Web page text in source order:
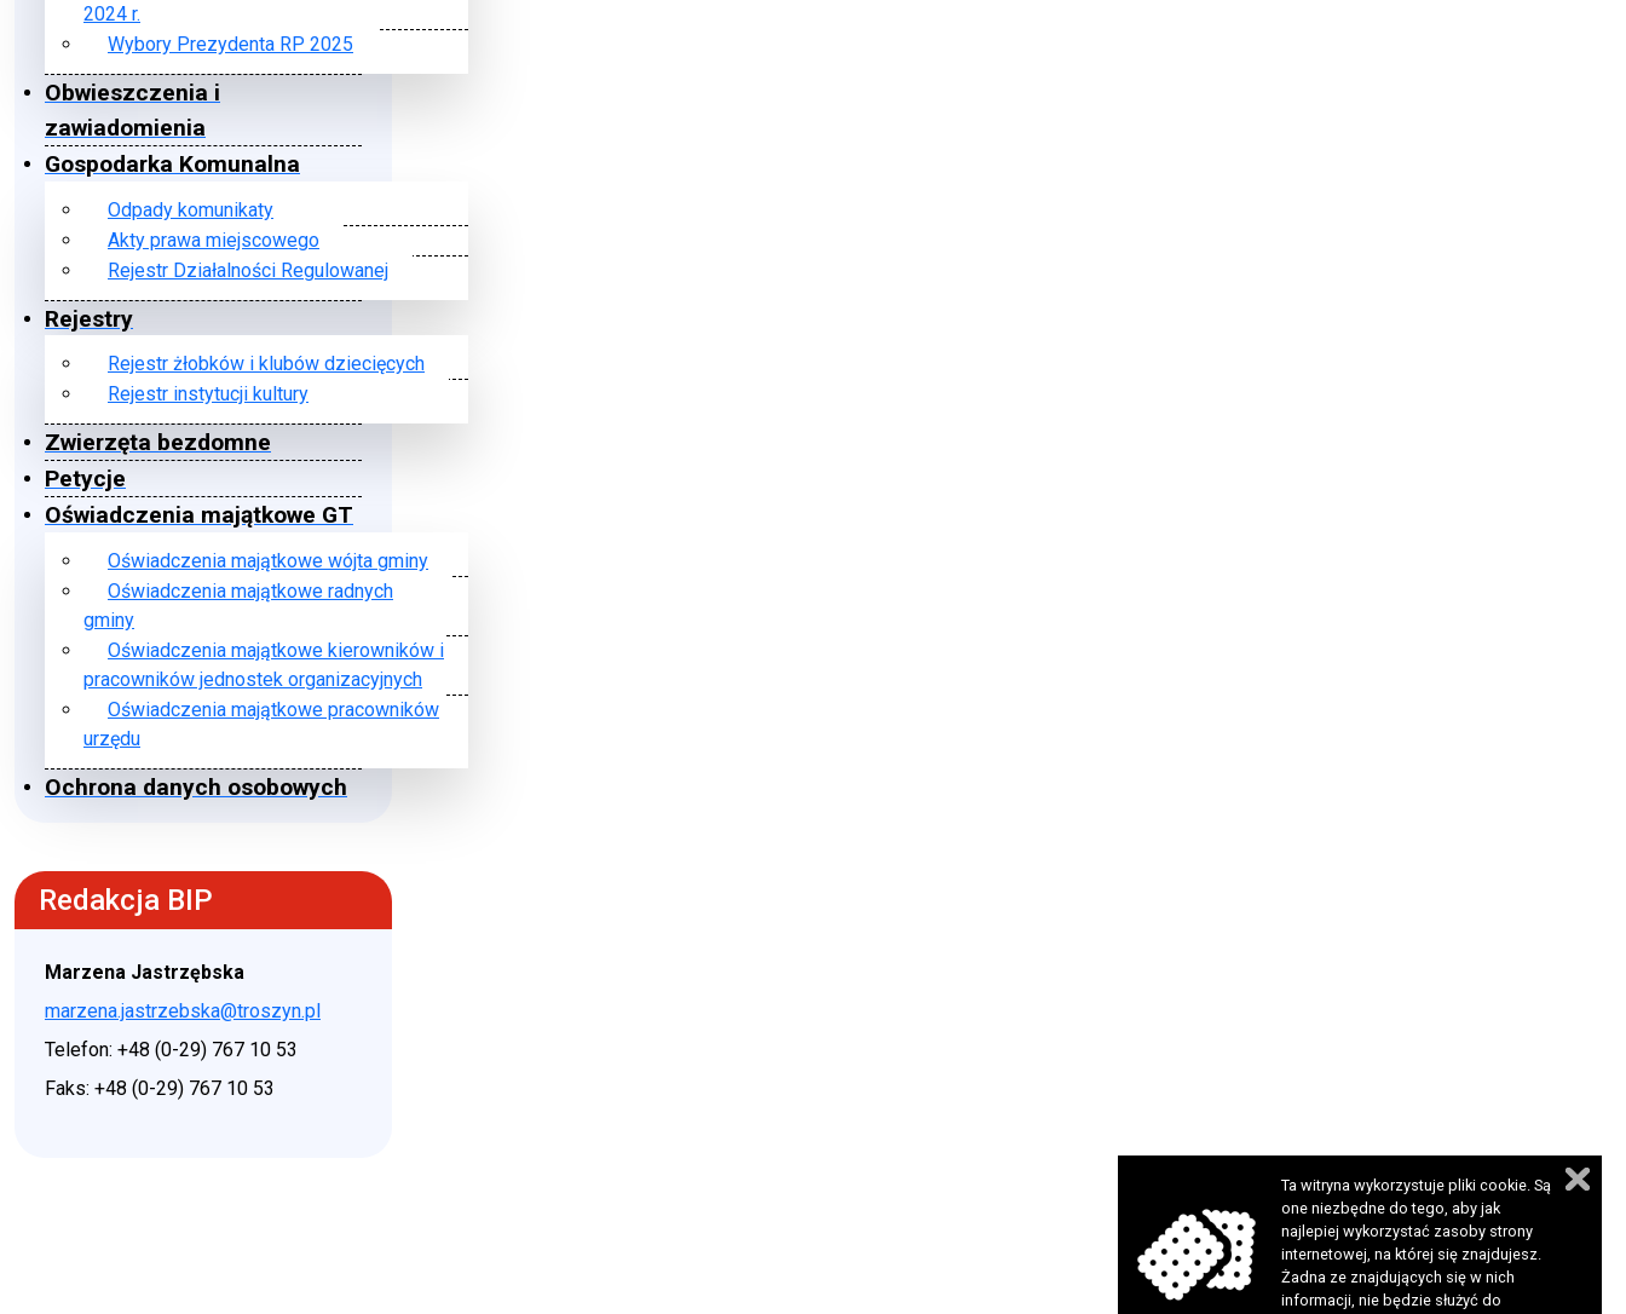
2024 r.
Wybory Prezydenta RP 2025
Obwieszczenia i
zawiadomienia
Gospodarka Komunalna
Odpady komunikaty
Akty prawa miejscowego
Rejestr Działalności Regulowanej
Rejestry
Rejestr żłobków i klubów dziecięcych
Rejestr instytucji kultury
Zwierzęta bezdomne
Petycje
Oświadczenia majątkowe GT
Oświadczenia majątkowe wójta gminy
Oświadczenia majątkowe radnych
gminy
Oświadczenia majątkowe kierowników i
pracowników jednostek organizacyjnych
Oświadczenia majątkowe pracowników
urzędu
Ochrona danych osobowych
Redakcja BIP
Marzena Jastrzębska
marzena.jastrzebska@troszyn.pl
Telefon: +48 (0-29) 767 10 53
Faks: +48 (0-29) 767 10 53
Ta witryna wykorzystuje pliki cookie. Są
one niezbędne do tego, aby jak
najlepiej wykorzystać zasoby strony
internetowej, na której się znajdujesz.
Żadna ze znajdujących się w nich
informacji, nie będzie służyć do